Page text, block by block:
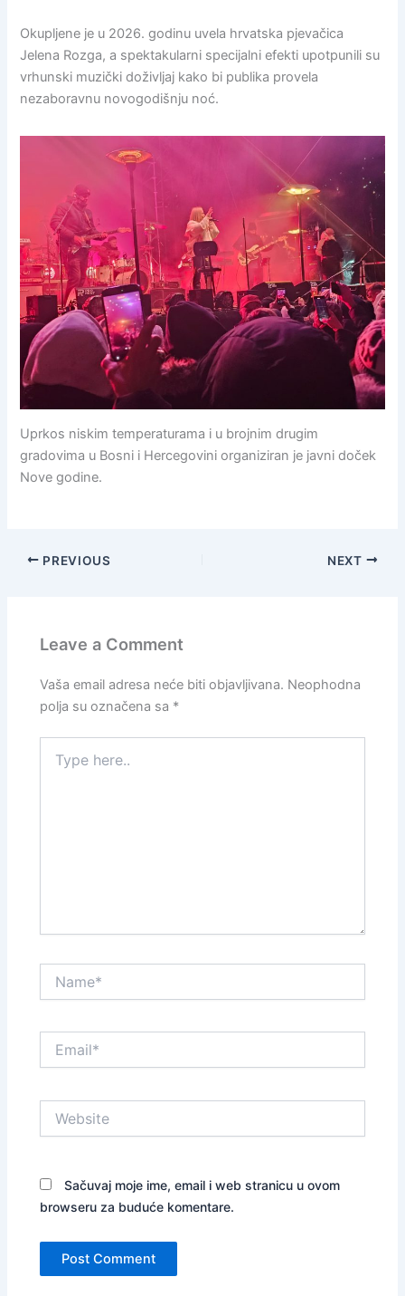
Okupljene je u 2026. godinu uvela hrvatska pjevačica
Jelena Rozga, a spektakularni specijalni efekti upotpunili su
vrhunski muzički doživljaj kako bi publika provela
nezaboravnu novogodišnju noć.
Uprkos niskim temperaturama i u brojnim drugim
gradovima u Bosni i Hercegovini organiziran je javni doček
Nove godine.
PREVIOUS NEXT
Leave a Comment
Vaša email adresa neće biti objavljivana. Neophodna
polja su označena sa *
here..
Sačuvaj moje ime, email i web stranicu u ovom
browseru za buduće komentare.